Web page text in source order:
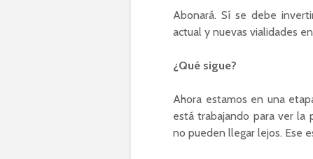
Abonará. Sí se debe
actual y nuevas vialidades
¿Qué sigue?
Ahora estamos en una
está trabajando para ver la
no pueden llegar lejos. Ese